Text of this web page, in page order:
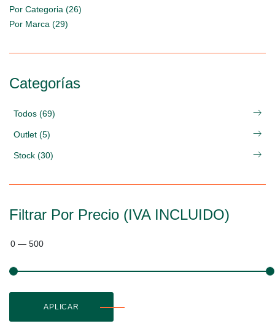
Por Categoria (26)
Por Marca (29)
Categorías
Todos (69)
Outlet (5)
Stock (30)
Filtrar Por Precio (IVA INCLUIDO)
0 — 500
APLICAR